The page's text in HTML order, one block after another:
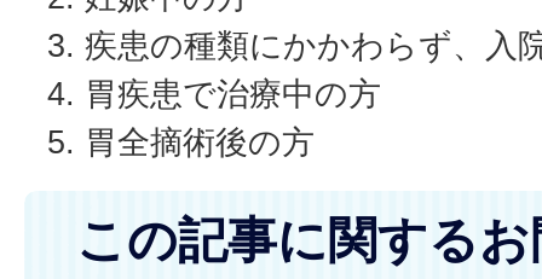
疾患の種類にかかわらず、入
胃疾患で治療中の方
胃全摘術後の方
この記事に関する